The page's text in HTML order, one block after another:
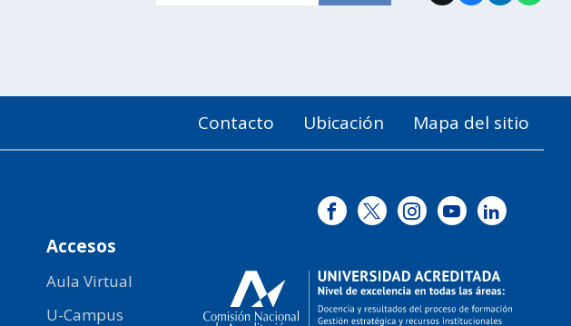
Contacto Ubicación Mapa del sitio
Accesos
Aula Virtual
U-Campus